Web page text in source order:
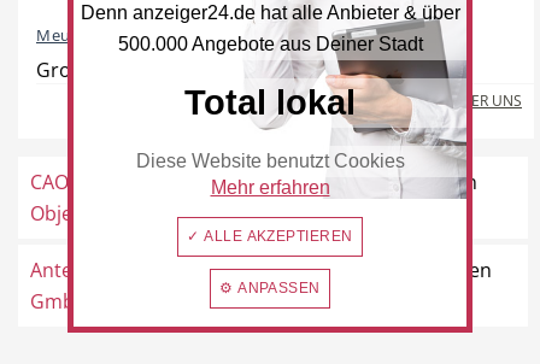
News Restaurant
Hotel Beauty & Wellness
Handwerk
Meumann Dienstleistungen
Großhülsen 10, 40721 Hilden
MEHR ÜBER UNS
CAO
Objektbetreuungen
Raffaelweg 16, 40724 Hilden
Anter Facilty Services
GmbH & Co...
Giesenheide 43, 40724 Hilden
Denn anzeiger24.de hat alle Anbieter & über
500.000 Angebote aus Deiner Stadt
Total lokal
Diese Website benutzt Cookies
Mehr erfahren
✓ ALLE AKZEPTIEREN
⚙ ANPASSEN